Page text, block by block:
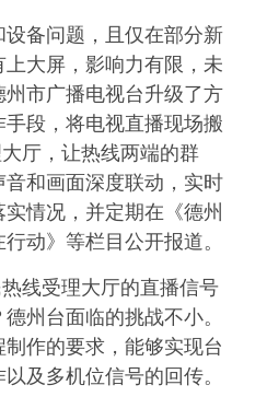
备问题，且仅在部分新
大屏，影响力有限，未
市广播电视台升级了方
段，将电视直播现场搬
厅，让热线两端的群
和画面深度联动，实时
情况，并定期在《德州
动》等栏目公开报道。
线受理大厅的直播信号
州台面临的挑战不小。
作的要求，能够实现台
及多机位信号的回传。